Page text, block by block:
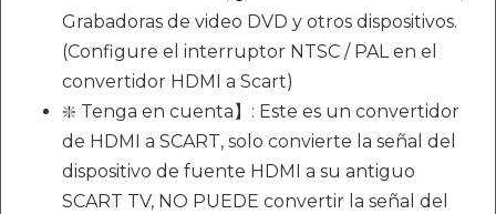
Grabadoras de video DVD y otros dispositivos.
(Configure el interruptor NTSC / PAL en el
convertidor HDMI a Scart)
❇️ Tenga en cuenta】: Este es un convertidor
de HDMI a SCART, solo convierte la señal del
dispositivo de fuente HDMI a su antiguo
SCART TV, NO PUEDE convertir la señal del